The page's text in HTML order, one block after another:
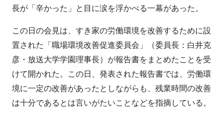
長が「辛かった」と目に涙を浮かべる一幕があった。
この日の会見は、すき家の労働環境を改善するために設
置された「職場環境改善促進委員会」（委員長：白井克
彦・放送大学学園理事長）が報告書をまとめたことを受
けて開かれた。この日、発表された報告書では、労働環
境に一定の改善があったとしながらも、残業時間の改善
は十分であるとは言いがたいことなどを指摘している。